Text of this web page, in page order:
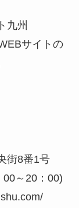
九州
サイトの
街8番1号
～20：00)